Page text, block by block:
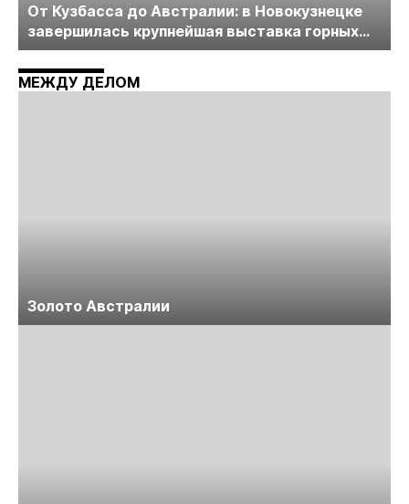
От Кузбасса до Австралии: в Новокузнецке
завершилась крупнейшая выставка горных
технологий «Недра России. Уголь России и
Майнинг»
МЕЖДУ ДЕЛОМ
Золото Австралии